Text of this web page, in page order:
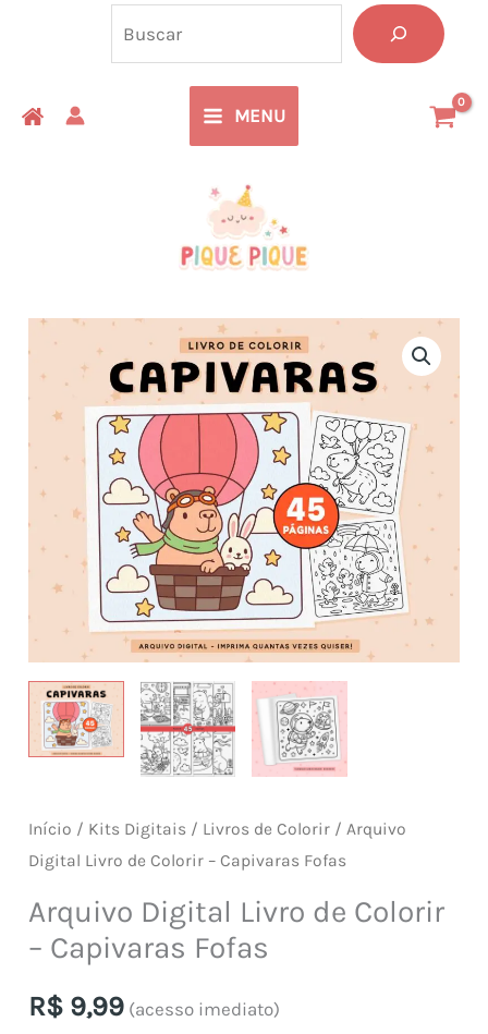
conteúdo
MENU
Início / Kits Digitais / Livros de Colorir / Arquivo
Digital Livro de Colorir – Capivaras Fofas
Arquivo Digital Livro de Colorir
– Capivaras Fofas
R$ 9,99 (acesso imediato)
–